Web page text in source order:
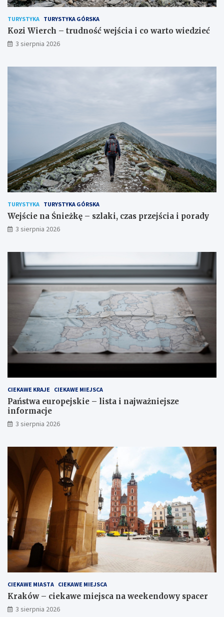
TURYSTYKA TURYSTYKA GÓRSKA
Kozi Wierch – trudność wejścia i co warto wiedzieć
3 sierpnia 2026
TURYSTYKA TURYSTYKA GÓRSKA
Wejście na Śnieżkę – szlaki, czas przejścia i porady
3 sierpnia 2026
CIEKAWE KRAJE CIEKAWE MIEJSCA
Państwa europejskie – lista i najważniejsze
informacje
3 sierpnia 2026
CIEKAWE MIASTA CIEKAWE MIEJSCA
Kraków – ciekawe miejsca na weekendowy spacer
3 sierpnia 2026